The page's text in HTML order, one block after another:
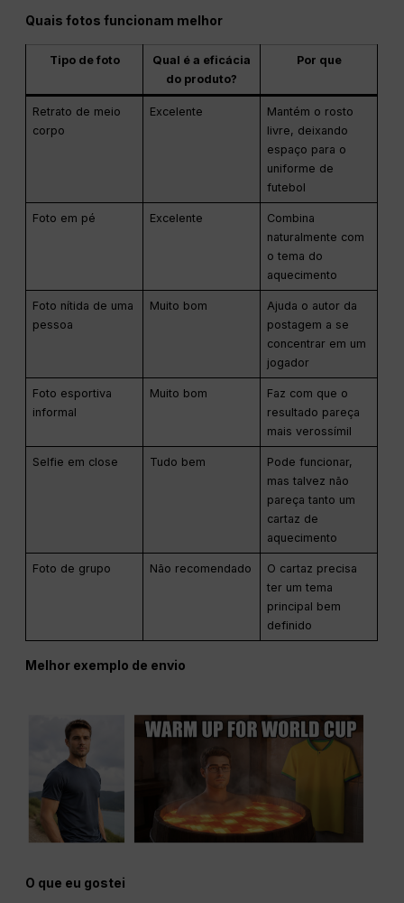
Quais fotos funcionam melhor
Tipo de foto
Qual é a eficácia
do produto?
Por que
Retrato de meio
corpo
Excelente
Mantém o rosto
livre, deixando
espaço para o
uniforme de
futebol
Foto em pé Excelente
Combina
naturalmente com
o tema do
aquecimento
Foto nítida de uma
pessoa
Muito bom
Ajuda o autor da
postagem a se
concentrar em um
jogador
Foto esportiva
informal
Muito bom
Faz com que o
resultado pareça
mais verossímil
Selfie em close Tudo bem
Pode funcionar,
mas talvez não
pareça tanto um
cartaz de
aquecimento
Foto de grupo Não recomendado
O cartaz precisa
ter um tema
principal bem
definido
Melhor exemplo de envio
O que eu gostei